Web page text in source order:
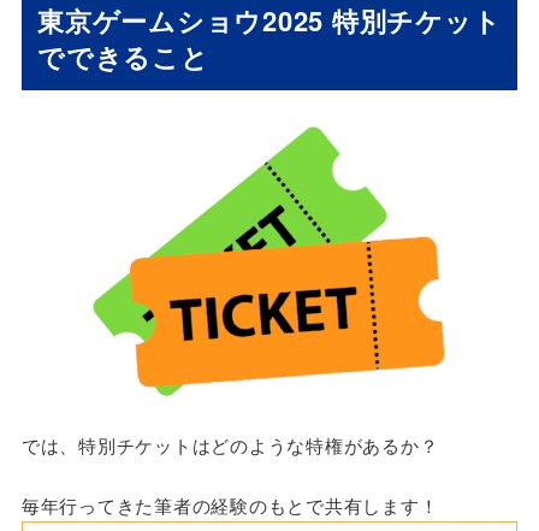
東京ゲームショウ2025 特別チケット
でできること
では、特別チケットはどのような特権があるか？
毎年行ってきた筆者の経験のもとで共有します！